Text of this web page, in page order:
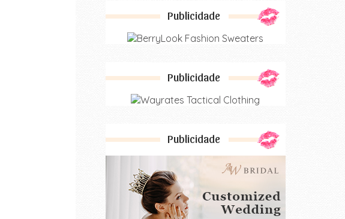
Publicidade
Publicidade
Publicidade